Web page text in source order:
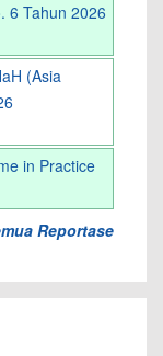
6 Tahun 2026
(Asia
in Practice
Reportase